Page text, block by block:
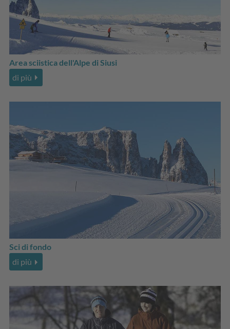
Area sciistica dell'Alpe di Siusi
di più
Sci di fondo
di più